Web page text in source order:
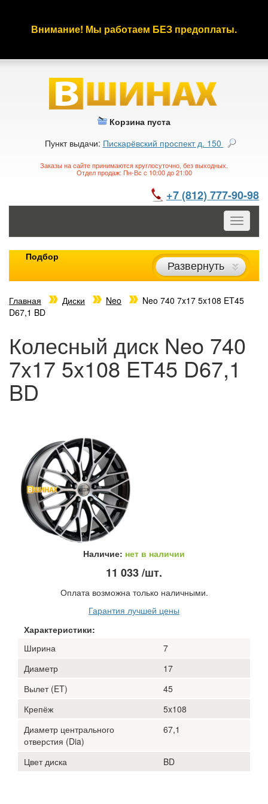
Внимание! Мы работаем БЕЗ предоплаты.
Корзина пуста
Пункт выдачи: Пискарёвский проспект д. 150
Заказы на сайте принимаются круглосуточно, без выходных.
Отдел продаж: Пн-Вс с 10:00 до 21:00
+7 (812) 777-90-98
Toggle
Подбор
Развернуть
Главная Диски Neo
Neo 740 7x17 5x108 ET45
D67,1 BD
Колесный диск Neo 740
7x17 5x108 ET45 D67,1
BD
Наличие: нет в наличии
11 033/шт.
Оплата возможна только наличными.
Гарантия лучшей цены
Характеристики:
Ширина
7
Диаметр
17
Вылет (ET)
45
Крепёж
5x108
Диаметр центрального
отверстия (Dia)
67,1
Цвет диска BD